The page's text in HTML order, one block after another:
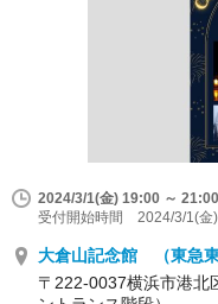
2024/3/1(金) 19:00 ～ 21:00
受付開始時間 2024/3/1(金)
大倉山記念館 （東急東
〒222-0037横浜市港北